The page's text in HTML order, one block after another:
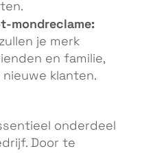
mondreclame:
je merk
en familie,
klanten.
onderdeel
Door te